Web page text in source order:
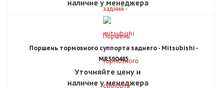
наличие у менеджера
Поршень тормозного суппорта заднего - Mitsubishi -
MR390485
Уточняйте цену и
наличие у менеджера